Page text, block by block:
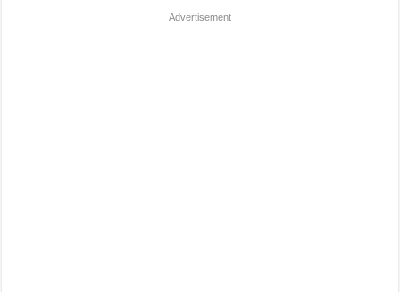
Advertisement